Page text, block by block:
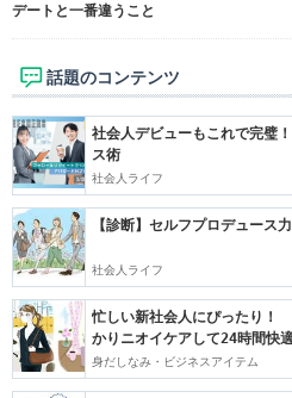
デートと一番違うこと
話題のコンテンツ
社会人デビューもこれで完璧
ス術
社会人ライフ
【診断】セルフプロデュー
社会人ライフ
忙しい新社会人にぴったり！
かりニオイケアして24時間快適
身だしなみ・ビジネスアイテム